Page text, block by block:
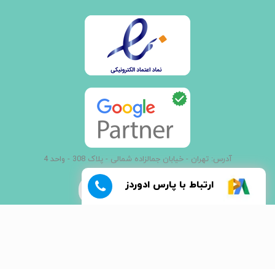
آدرس: تهران - خیابان جمالزاده شمالی - پلاک 308 - واحد 4
021 - 66907000
ارتباط با پارس ادوردز